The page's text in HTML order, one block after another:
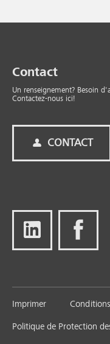
Contact
Un renseignement? Besoin
Contactez-nous ici!
CONTACT
Imprimer
Politique de Protection